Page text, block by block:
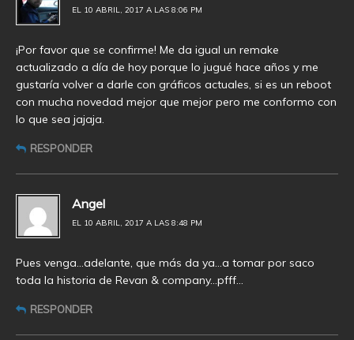
EL 10 ABRIL, 2017 A LAS 8:06 PM
¡Por favor que se confirme! Me da igual un remake
actualizado a día de hoy porque lo jugué hace años y me
gustaría volver a darle con gráficos actuales, si es un reboot
con mucha novedad mejor que mejor pero me conformo con
lo que sea jajaja.
RESPONDER
Angel
EL 10 ABRIL, 2017 A LAS 8:48 PM
Pues venga…adelante, que más da ya…a tomar por saco
toda la historia de Revan & company…pfff…
RESPONDER